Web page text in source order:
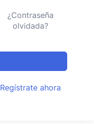
¿Contraseña
olvidada?
Regístrate ahora